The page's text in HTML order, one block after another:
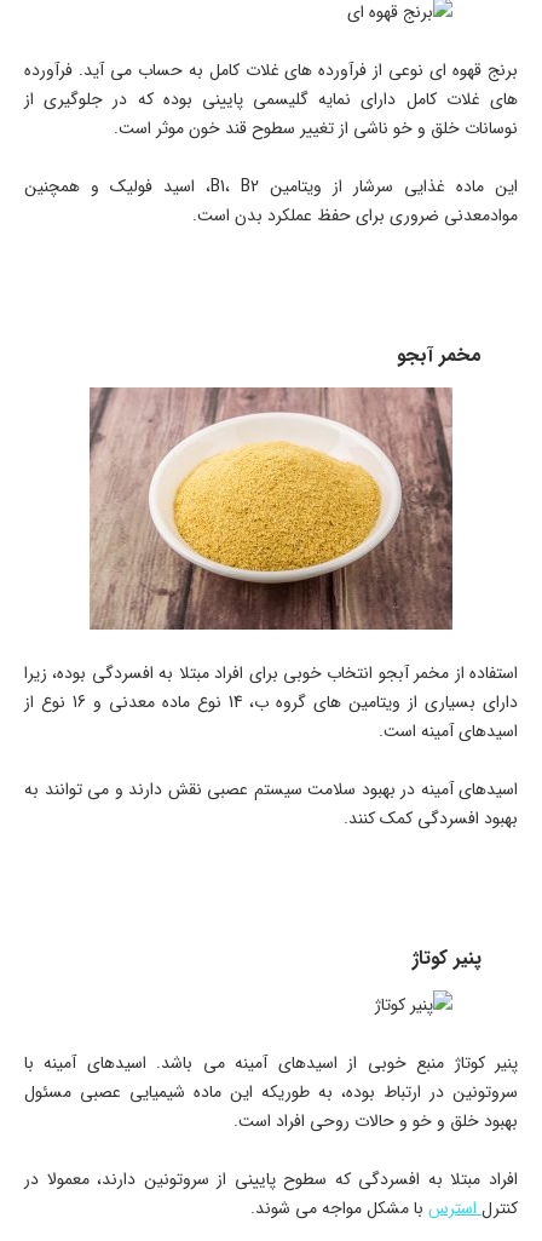
برنج قهوه ای نوعی از فرآورده های غلات کامل به حساب می آید. فرآورده
های غلات کامل دارای نمایه گلیسمی پایینی بوده که در جلوگیری از
نوسانات خلق و خو ناشی از تغییر سطوح قند خون موثر است.
این ماده غذایی سرشار از ویتامین B1، B2، اسید فولیک و همچنین
موادمعدنی ضروری برای حفظ عملکرد بدن است.
مخمر آبجو
استفاده از مخمر آبجو انتخاب خوبی برای افراد مبتلا به افسردگی بوده، زیرا
دارای بسیاری از ویتامین های گروه ب، 14 نوع ماده معدنی و 16 نوع از
اسیدهای آمینه است.
اسیدهای آمینه در بهبود سلامت سیستم عصبی نقش دارند و می توانند به
بهبود افسردگی کمک کنند.
پنیر کوتاژ
پنیر کوتاژ منبع خوبی از اسیدهای آمینه می باشد. اسیدهای آمینه با
سروتونین در ارتباط بوده، به طوریکه این ماده شیمیایی عصبی مسئول
بهبود خلق و خو و حالات روحی افراد است.
افراد مبتلا به افسردگی که سطوح پایینی از سروتونین دارند، معمولا در
کنترلاسترس با مشکل مواجه می شوند.